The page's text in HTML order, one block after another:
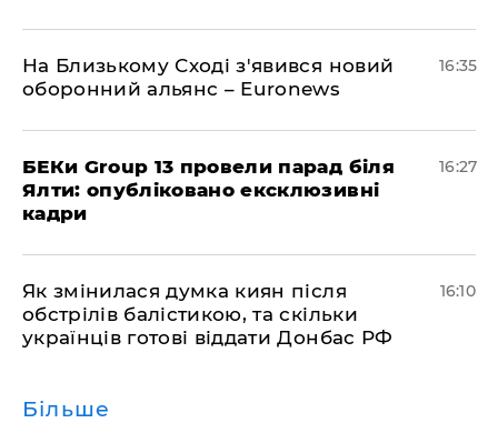
На Близькому Сході з'явився новий
оборонний альянс – Euronews
16:35
БЕКи Group 13 провели парад біля
Ялти: опубліковано ексклюзивні
кадри
16:27
Як змінилася думка киян після
обстрілів балістикою, та скільки
українців готові віддати Донбас РФ
16:10
Більше